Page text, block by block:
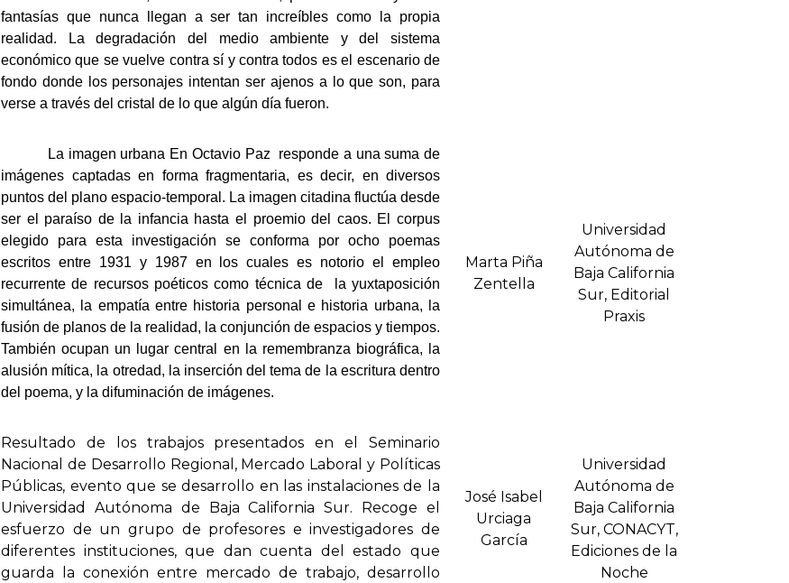
fantasías que nunca llegan a ser tan increíbles como la propia
realidad. La degradación del medio ambiente y del sistema
económico que se vuelve contra sí y contra todos es el escenario de
fondo donde los personajes intentan ser ajenos a lo que son, para
verse a través del cristal de lo que algún día fueron.
La imagen urbana En Octavio Paz responde a una suma de
imágenes captadas en forma fragmentaria, es decir, en diversos
puntos del plano espacio-temporal. La imagen citadina fluctúa desde
ser el paraíso de la infancia hasta el proemio del caos. El corpus
elegido para esta investigación se conforma por ocho poemas
escritos entre 1931 y 1987 en los cuales es notorio el empleo
recurrente de recursos poéticos como técnica de la yuxtaposición
simultánea, la empatía entre historia personal e historia urbana, la
fusión de planos de la realidad, la conjunción de espacios y tiempos.
También ocupan un lugar central en la remembranza biográfica, la
alusión mítica, la otredad, la inserción del tema de la escritura dentro
del poema, y la difuminación de imágenes.
Marta Piña
Zentella
Universidad
Autónoma de
Baja California
Sur, Editorial
Praxis
Resultado de los trabajos presentados en el Seminario
Nacional de Desarrollo Regional, Mercado Laboral y Políticas
Públicas, evento que se desarrollo en las instalaciones de la
Universidad Autónoma de Baja California Sur. Recoge el
esfuerzo de un grupo de profesores e investigadores de
diferentes instituciones, que dan cuenta del estado que
guarda la conexión entre mercado de trabajo, desarrollo
José Isabel
Urciaga
Garcí­a
Universidad
Autónoma de
Baja California
Sur, CONACYT,
Ediciones de la
Noche